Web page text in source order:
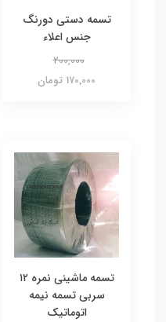
تسمه دستی دورنگ
جنس اعلاء
200,000
170,000 تومان
تسمه ماشینی نمره ۱۲
سربی تسمه نیمه
اتوماتیک